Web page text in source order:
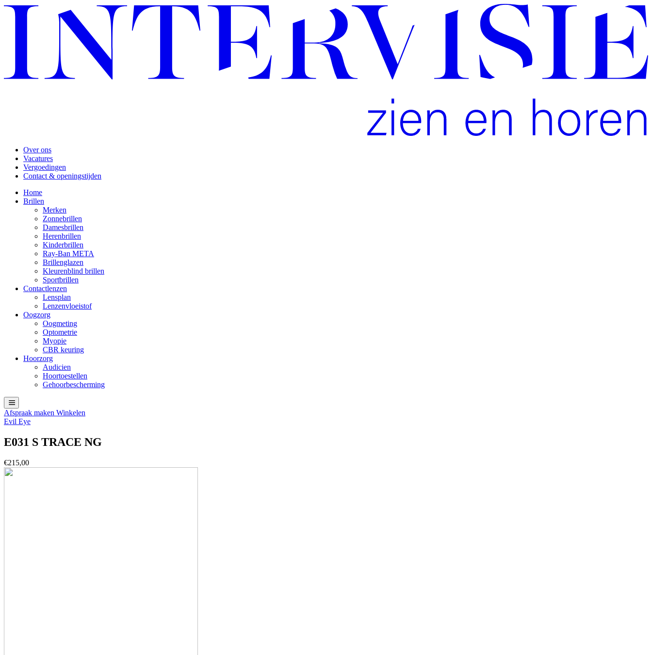
Over ons
Vacatures
Vergoedingen
Contact & openingstijden
Home
Brillen
Merken
Zonnebrillen
Damesbrillen
Herenbrillen
Kinderbrillen
Ray-Ban META
Brillenglazen
Kleurenblind brillen
Sportbrillen
Contactlenzen
Lensplan
Lenzenvloeistof
Oogzorg
Oogmeting
Optometrie
Myopie
CBR keuring
Hoorzorg
Audicien
Hoortoestellen
Gehoorbescherming
Afspraak maken Winkelen
Evil Eye
E031 S TRACE NG
€215,00